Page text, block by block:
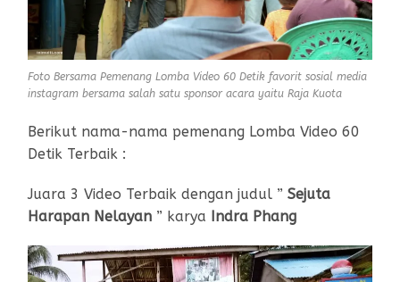
Foto Bersama Pemenang Lomba Video 60 Detik favorit sosial media
instagram bersama salah satu sponsor acara yaitu Raja Kuota
Berikut nama-nama pemenang Lomba Video 60
Detik Terbaik :
Juara 3 Video Terbaik dengan judul ”Sejuta
Harapan Nelayan ” karya Indra Phang